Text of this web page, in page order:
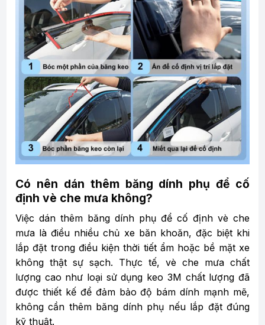
Có nên dán thêm băng dính phụ để cố
định vè che mưa không?
Việc dán thêm băng dính phụ để cố định vè che
mưa là điều nhiều chủ xe băn khoăn, đặc biệt khi
lắp đặt trong điều kiện thời tiết ẩm hoặc bề mặt xe
không thật sự sạch. Thực tế, vè che mưa chất
lượng cao như loại sử dụng keo 3M chất lượng đã
được thiết kế để đảm bảo độ bám dính mạnh mẽ,
không cần thêm băng dính phụ nếu lắp đặt đúng
kỹ thuật.